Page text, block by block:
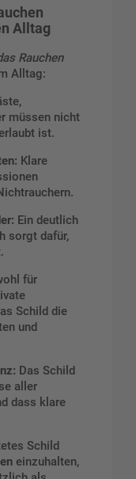
Alltag
Rauchen
Alltag:
müssen nicht
ist.
Klare
Ein deutlich
sorgt dafür,
für
Schild die
und
Das Schild
aller
dass klare
Schild
einzuhalten,